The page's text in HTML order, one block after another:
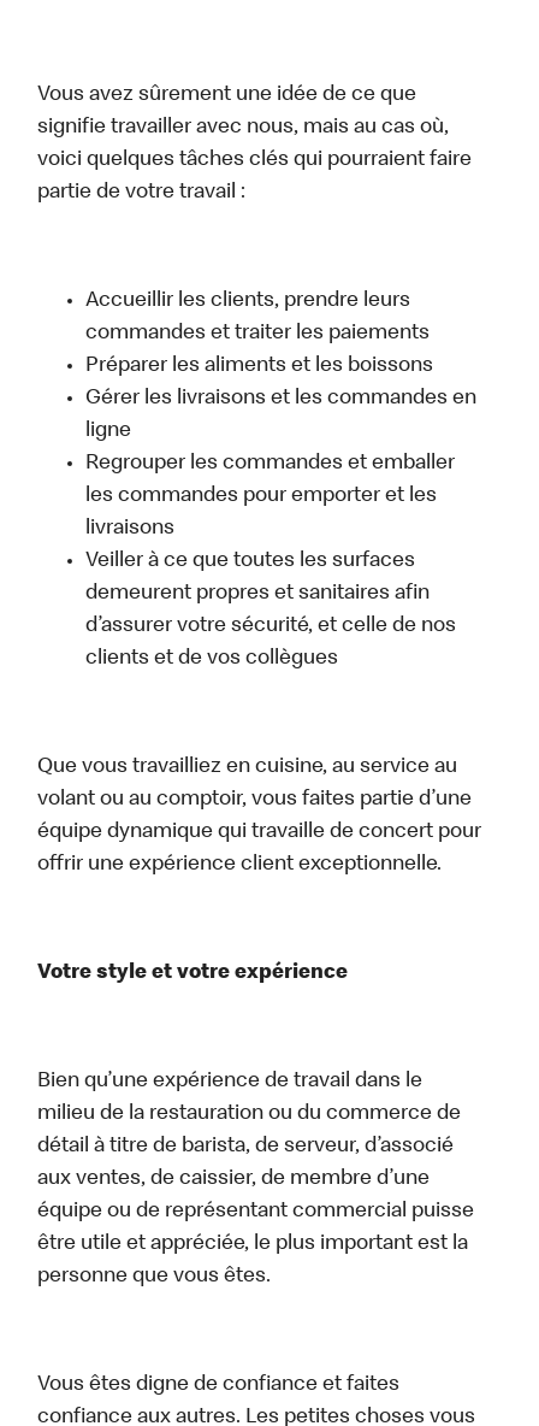
Vous avez sûrement une idée de ce que
signifie travailler avec nous, mais au cas où,
voici quelques tâches clés qui pourraient faire
partie de votre travail :
Accueillir les clients, prendre leurs
commandes et traiter les paiements
Préparer les aliments et les boissons
Gérer les livraisons et les commandes en
ligne
Regrouper les commandes et emballer
les commandes pour emporter et les
livraisons
Veiller à ce que toutes les surfaces
demeurent propres et sanitaires afin
d’assurer votre sécurité, et celle de nos
clients et de vos collègues
Que vous travailliez en cuisine, au service au
volant ou au comptoir, vous faites partie d’une
équipe dynamique qui travaille de concert pour
offrir une expérience client exceptionnelle.
Votre style et votre expérience
Bien qu’une expérience de travail dans le
milieu de la restauration ou du commerce de
détail à titre de barista, de serveur, d’associé
aux ventes, de caissier, de membre d’une
équipe ou de représentant commercial puisse
être utile et appréciée, le plus important est la
personne que vous êtes.
Vous êtes digne de confiance et faites
confiance aux autres. Les petites choses vous